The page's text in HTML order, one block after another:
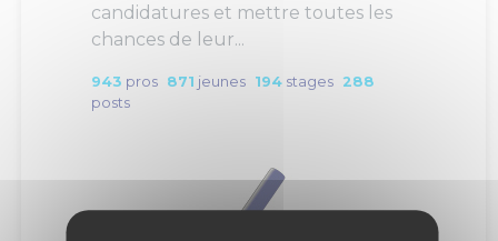
candidatures et mettre toutes les
chances de leur...
943 pros 871 jeunes 194 stages 288
posts